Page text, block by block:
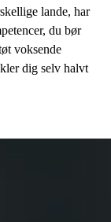
lande, har
du bør
voksende
dig selv halvt